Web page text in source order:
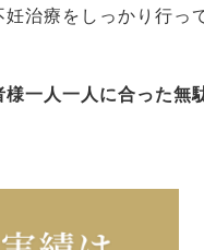
治療をしっかり行っ
一人一人に合った無